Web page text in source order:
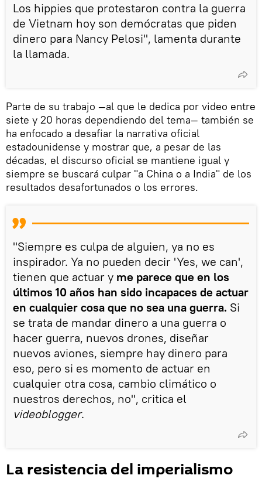
Los hippies que protestaron contra la guerra
de Vietnam hoy son demócratas que piden
dinero para Nancy Pelosi", lamenta durante
la llamada.
Parte de su trabajo —al que le dedica por video entre
siete y 20 horas dependiendo del tema— también se
ha enfocado a desafiar la narrativa oficial
estadounidense y mostrar que, a pesar de las
décadas, el discurso oficial se mantiene igual y
siempre se buscará culpar "a China o a India" de los
resultados desafortunados o los errores.
"Siempre es culpa de alguien, ya no es
inspirador. Ya no pueden decir 'Yes, we can',
tienen que actuar y me parece que en los
últimos 10 años han sido incapaces de actuar
en cualquier cosa que no sea una guerra. Si
se trata de mandar dinero a una guerra o
hacer guerra, nuevos drones, diseñar
nuevos aviones, siempre hay dinero para
eso, pero si es momento de actuar en
cualquier otra cosa, cambio climático o
nuestros derechos, no", critica el
videoblogger.
La resistencia del imperialismo